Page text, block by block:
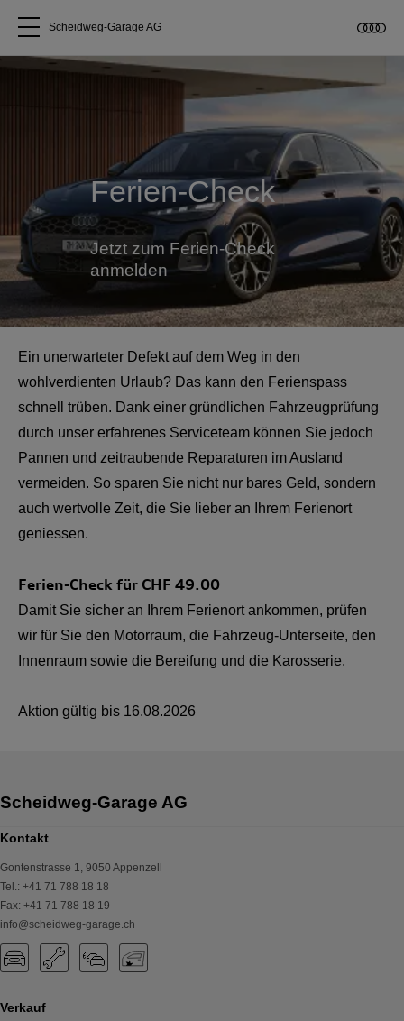
Audi kaufen
Service & Reparatur
Geschäftskunden
Scheidweg-Garage AG
Ferien-Check
Jetzt zum Ferien-Check
anmelden
Ein unerwarteter Defekt auf dem Weg in den
wohlverdienten Urlaub? Das kann den Ferienspass
schnell trüben. Dank einer gründlichen Fahrzeugprüfung
durch unser erfahrenes Serviceteam können Sie jedoch
Pannen und zeitraubende Reparaturen im Ausland
vermeiden. So sparen Sie nicht nur bares Geld, sondern
auch wertvolle Zeit, die Sie lieber an Ihrem Ferienort
geniessen.
Ferien-Check für CHF 49.00
Damit Sie sicher an Ihrem Ferienort ankommen, prüfen
wir für Sie den Motorraum, die Fahrzeug-Unterseite, den
Innenraum sowie die Bereifung und die Karosserie.
Aktion gültig bis 16.08.2026
Kontakt
Gontenstrasse 1, 9050 Appenzell
Tel.: +41 71 788 18 18
Fax: +41 71 788 18 19
info@scheidweg-garage.ch
Verkauf